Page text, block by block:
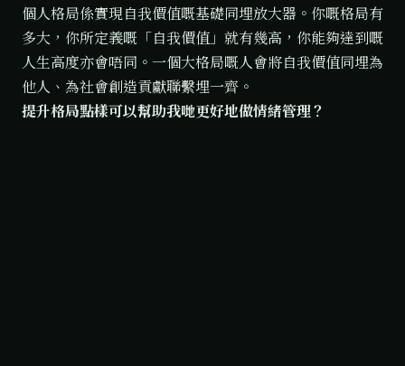
個人格局係實現自我價值嘅基礎同埋放大器。你嘅格局有
多大，你所定義嘅「自我價值」就有幾高，你能夠達到嘅
人生高度亦會唔同。一個大格局嘅人會將自我價值同埋為
他人、為社會創造貢獻聯繫埋一齊。
提升格局點樣可以幫助我哋更好地做情緒管理？